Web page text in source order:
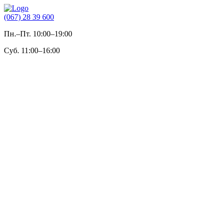
(067) 28 39 600
Пн.–Пт. 10:00–19:00
Суб. 11:00–16:00